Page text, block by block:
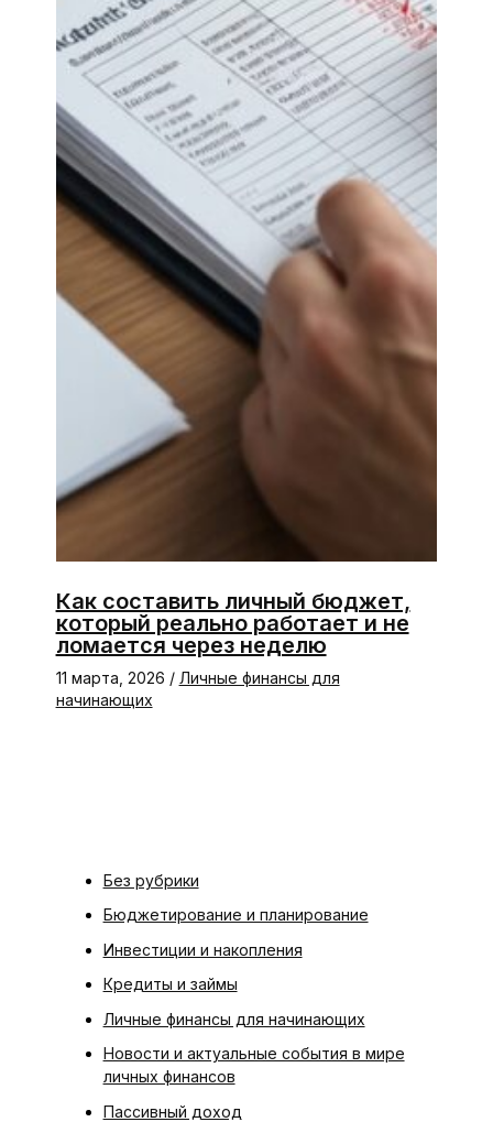
Как составить личный бюджет,
который реально работает и не
ломается через неделю
11 марта, 2026 / Личные финансы для
начинающих
Без рубрики
Бюджетирование и планирование
Инвестиции и накопления
Кредиты и займы
Личные финансы для начинающих
Новости и актуальные события в мире
личных финансов
Пассивный доход